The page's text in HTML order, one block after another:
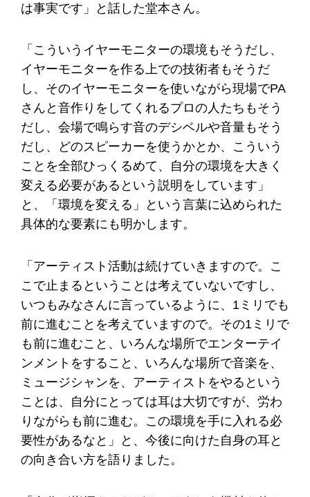
は事実です」と話した堂本さん。
「こういうイヤーモニターの環境もそうだし、
イヤーモニターを作る上での技術者もそうだ
し、そのイヤーモニターを使いながら現場でPA
さんと音作りをしてくれるプロの人たちもそう
だし、会場で鳴らす音のデシベルや音量もそう
だし、どのスピーカーを使うかとか、こういう
ことを全部ひっくるめて、自分の環境を大きく
変える必要があるという説明をしています」
と、「環境を変える」という言葉に込められた
具体的な要素にも明かします。
「アーティスト活動は続けていきますので。こ
こで止まるということは考えていないですし、
いつもみなさんに言っているように、1ミリでも
前に進むことを考えていますので。その1ミリで
も前に進むこと、いろんな場所でエンターテイ
ンメントをすること、いろんな場所で音楽を、
ミュージシャンを、アーティストをやるという
ことは、自分にとっては耳は大切ですが、労わ
りながらも前に進む。この環境を手に入れる必
要性があるなと」と、今後に向けた自身の耳と
の向き合い方を語りました。